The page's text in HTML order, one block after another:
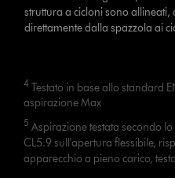
struttura a cicloni sono allineati,
direttamente dalla spazzola ai
4 Testato in base allo standard
aspirazione Max
5 Aspirazione testata secondo
CL5.9 sull'apertura flessibile,
apparecchio a pieno carico,